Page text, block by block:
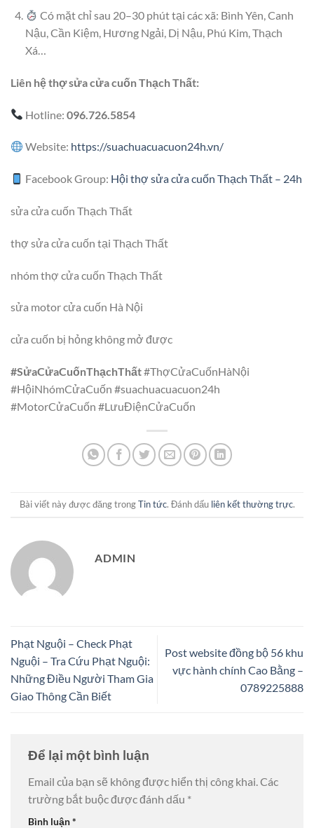
Có mặt chỉ sau 20–30 phút tại các xã: Bình Yên, Canh
Nậu, Cần Kiệm, Hương Ngải, Dị Nậu, Phú Kim, Thạch
Xá…
Liên hệ thợ sửa cửa cuốn Thạch Thất:
Hotline:096.726.5854
Website: https://suachuacuacuon24h.vn/
Facebook Group: Hội thợ sửa cửa cuốn Thạch Thất – 24h
sửa cửa cuốn Thạch Thất
thợ sửa cửa cuốn tại Thạch Thất
nhóm thợ cửa cuốn Thạch Thất
sửa motor cửa cuốn Hà Nội
cửa cuốn bị hỏng không mở được
#SửaCửaCuốnThạchThất#ThợCửaCuốnHàNội
#HộiNhómCửaCuốn #suachuacuacuon24h
#MotorCửaCuốn #LưuĐiệnCửaCuốn
Bài viết này được đăng trongTin tức. Đánh dấu liên kết thường trực.
ADMIN
Phạt Nguội – Check Phạt
Nguội – Tra Cứu Phạt Nguội:
Những Điều Người Tham Gia
Giao Thông Cần Biết
Post website đồng bộ 56 khu
vực hành chính Cao Bằng –
0789225888
Để lại một bình luận
Email của bạn sẽ không được hiển thị công khai.Các
trường bắt buộc được đánh dấu *
Bình luận*